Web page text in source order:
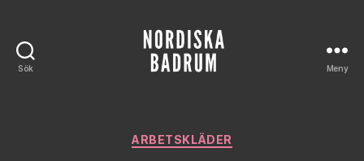
Sök Meny
Kategorier
ARBETSKLÄDER